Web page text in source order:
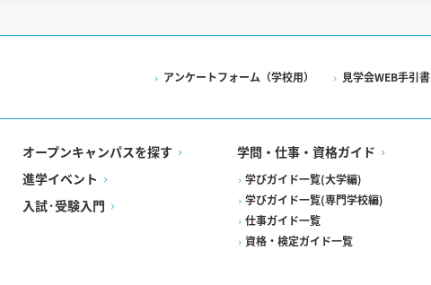
アンケートフォーム（学校用） 見学会WEB手引書
オープンキャンパスを探す
進学イベント
入試·受験入門
学問・仕事・資格ガイド
学びガイド一覧(大学編)
学びガイド一覧(専門学校編)
仕事ガイド一覧
資格・検定ガイド一覧